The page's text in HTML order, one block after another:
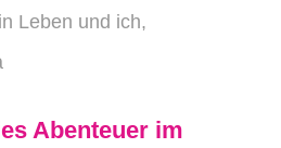
Leben und ich,
Abenteuer im